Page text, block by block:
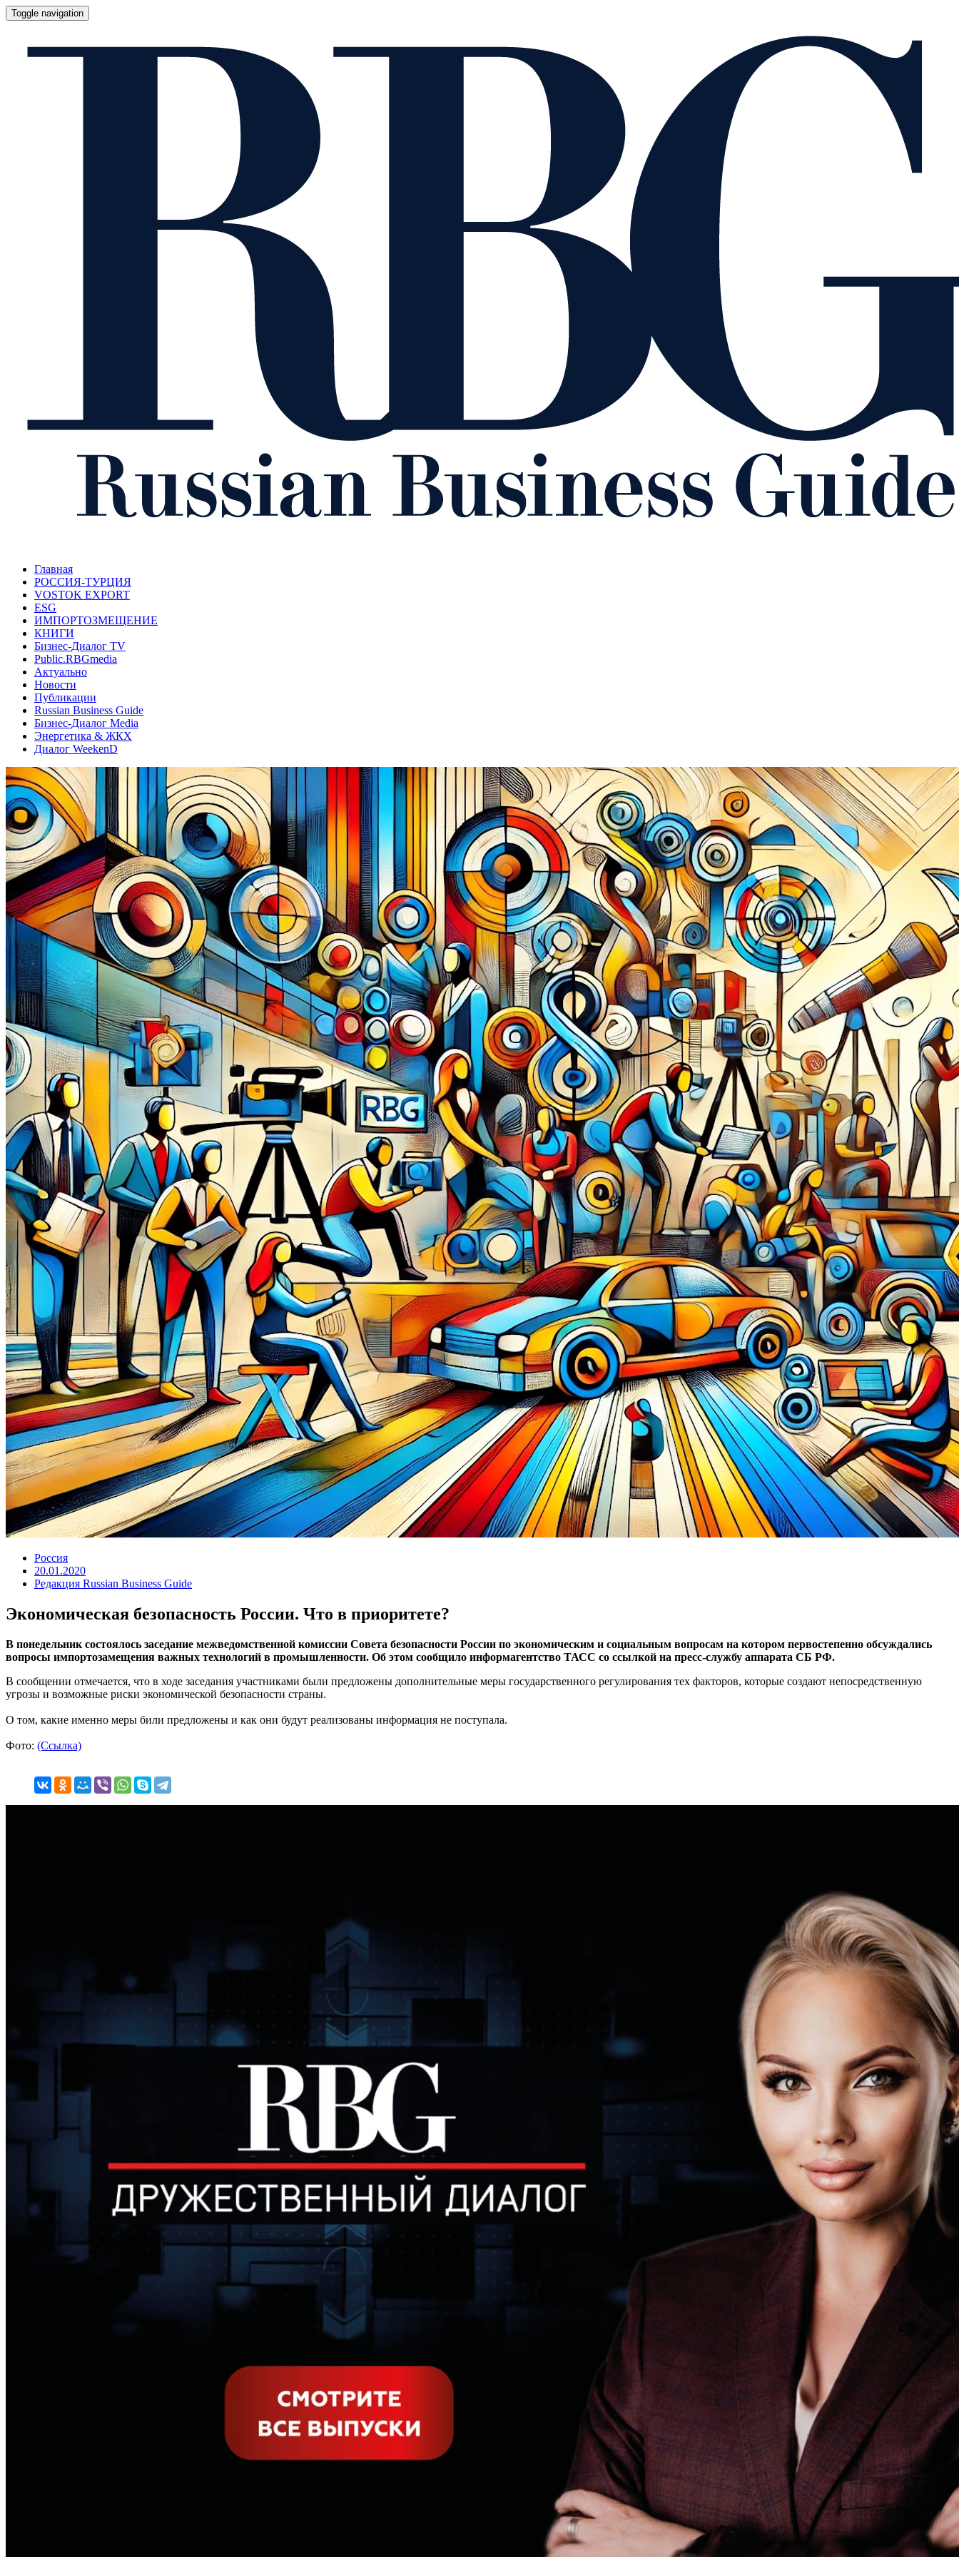
Toggle navigation
Главная
РОССИЯ-ТУРЦИЯ
VOSTOK EXPORT
ESG
ИМПОРТОЗМЕЩЕНИЕ
КНИГИ
Бизнес-Диалог TV
Public.RBGmedia
Актуально
Новости
Публикации
Russian Business Guide
Бизнес-Диалог Media
Энергетика & ЖКХ
Диалог WeekenD
Россия
20.01.2020
Редакция Russian Business Guide
Экономическая безопасность России. Что в приоритете?
В понедельник состоялось заседание межведомственной комиссии Совета безопасности России по экономическим и социальным вопросам на котором первостепенно обсуждались
вопросы импортозамещения важных технологий в промышленности. Об этом сообщило информагентство ТАСС со ссылкой на пресс-службу аппарата СБ РФ.
В сообщении отмечается, что в ходе заседания участниками были предложены дополнительные меры государственного регулирования тех факторов, которые создают непосредственную
угрозы и возможные риски экономической безопасности страны.
О том, какие именно меры били предложены и как они будут реализованы информация не поступала.
Фото: (Ссылка)